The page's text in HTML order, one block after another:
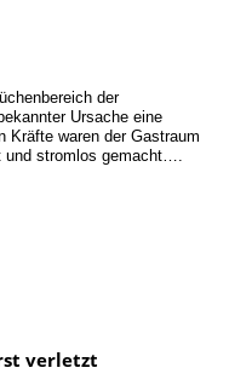
der
Ursache eine
Kräfte waren der Gastraum
stromlos gemacht….
verletzt